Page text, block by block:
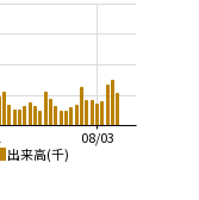
出来高(千)
08/03